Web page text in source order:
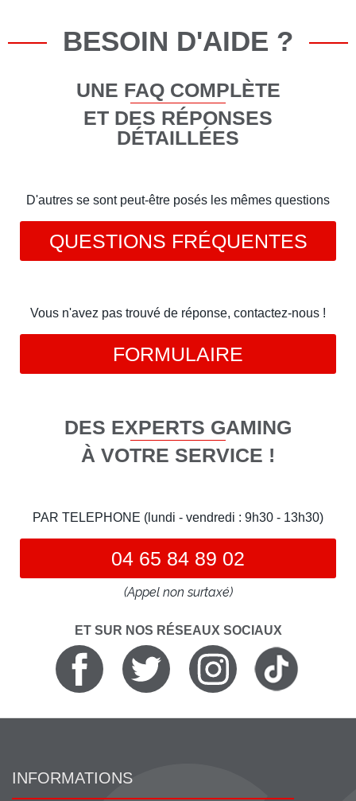
BESOIN D'AIDE ?
UNE FAQ COMPLÈTE
ET DES RÉPONSES
DÉTAILLÉES
D'autres se sont peut-être posés les mêmes questions
QUESTIONS FRÉQUENTES
Vous n'avez pas trouvé de réponse, contactez-nous !
FORMULAIRE
DES EXPERTS GAMING
À VOTRE SERVICE !
PAR TELEPHONE (lundi - vendredi : 9h30 - 13h30)
04 65 84 89 02
(Appel non surtaxé)
ET SUR NOS RÉSEAUX SOCIAUX
INFORMATIONS